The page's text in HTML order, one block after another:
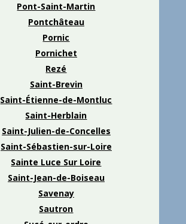
Pont-Saint-Martin
Pontchâteau
Pornic
Pornichet
Rezé
Saint-Brevin
Saint-Étienne-de-Montluc
Saint-Herblain
Saint-Julien-de-Concelles
Saint-Sébastien-sur-Loire
Sainte Luce Sur Loire
Saint-Jean-de-Boiseau
Savenay
Sautron